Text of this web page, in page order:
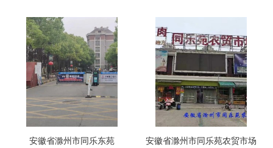
安徽省滁州市同乐东苑 安徽省滁州市同乐苑农贸市场